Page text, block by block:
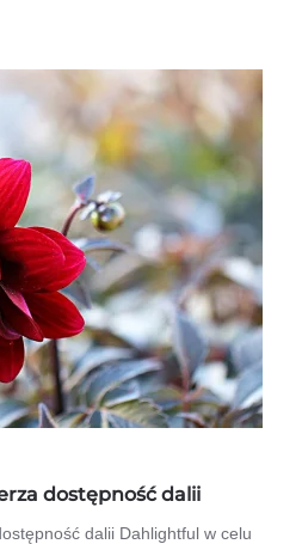
dostępność dalii
dalii Dahlightful w celu